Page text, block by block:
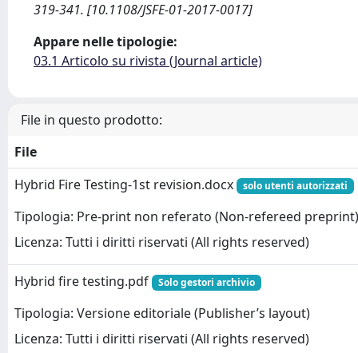
319-341. [10.1108/JSFE-01-2017-0017]
Appare nelle tipologie:
03.1 Articolo su rivista (Journal article)
File in questo prodotto:
File
Hybrid Fire Testing-1st revision.docx
solo utenti autorizzati
Tipologia: Pre-print non referato (Non-refereed preprint)
Licenza: Tutti i diritti riservati (All rights reserved)
Hybrid fire testing.pdf Solo gestori archivio
Tipologia: Versione editoriale (Publisher’s layout)
Licenza: Tutti i diritti riservati (All rights reserved)